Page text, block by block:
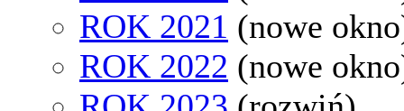
ROK 2021 (nowe
ROK 2022 (nowe